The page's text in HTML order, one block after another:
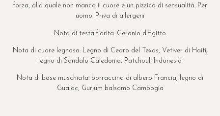
forza, alla quale non manca il cuore e un pizzico di sensualità. Per
uomo. Priva di allergeni
Nota di testa fiorita: Geranio d’Egitto
Nota di cuore legnosa: Legno di Cedro del Texas, Vetiver di Haiti,
legno di Sandalo Caledonia, Patchouli Indonesia
Nota di base muschiata: borraccina di albero Francia, legno di
Guaiac, Gurjum balsamo Cambogia